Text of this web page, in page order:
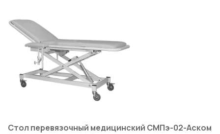
Стол перевязочный медицинский СМПэ-02-Аском